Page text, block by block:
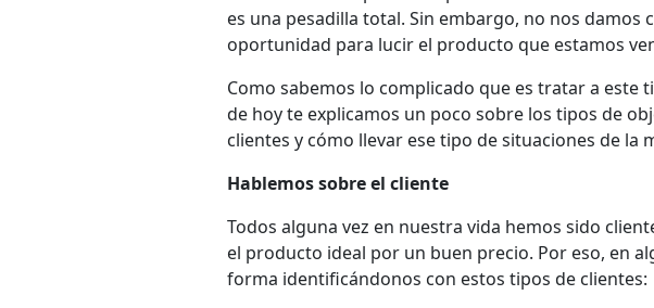
es una pesadilla total. Sin embargo, no nos damos
oportunidad para lucir el producto que estamos
Como sabemos lo complicado que es tratar a este
de hoy te explicamos un poco sobre los tipos de
clientes y cómo llevar ese tipo de situaciones de la
Hablemos sobre el cliente
Todos alguna vez en nuestra vida hemos sido
el producto ideal por un buen precio. Por eso, en
forma identificándonos con estos tipos de clientes: